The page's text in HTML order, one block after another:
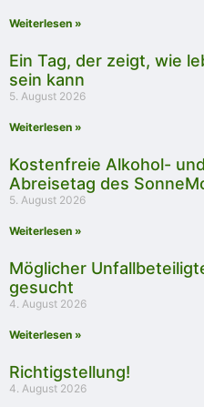
Weiterlesen »
Ein Tag, der zeigt, wie
sein kann
5. August 2026
Weiterlesen »
Kostenfreie Alkohol-
Abreisetag des
5. August 2026
Weiterlesen »
Möglicher
gesucht
4. August 2026
Weiterlesen »
Richtigstellung!
4. August 2026